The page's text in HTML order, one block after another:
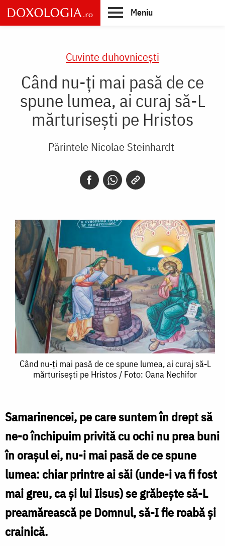
Skip
to
main
Meniu
Cuvinte duhovnicești
Când nu-ți mai pasă de ce
spune lumea, ai curaj să-L
mărturisești pe Hristos
Părintele Nicolae Steinhardt
Când
mai
pasă
de
spune
lumea,
ai
curaj
Când nu-ți mai pasă de ce spune lumea, ai curaj să-L
mărturisești pe Hristos / Foto: Oana Nechifor
Samarinencei, pe care suntem în drept să
ne-o închipuim privită cu ochi nu prea buni
în orașul ei, nu-i mai pasă de ce spune
lumea: chiar printre ai săi (unde-i va fi fost
mai greu, ca și lui Iisus) se grăbește să-L
preamărească pe Domnul, să-I fie roabă și
crainică.